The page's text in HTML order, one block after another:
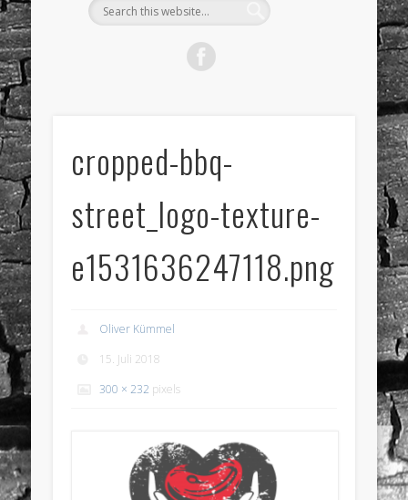
cropped-bbq-
street_logo-texture-
e1531636247118.png
Oliver Kümmel
15. Juli 2018
300 × 232 pixels